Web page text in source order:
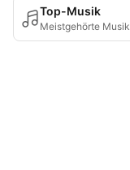
Top-Musik
Meistgehörte Musik